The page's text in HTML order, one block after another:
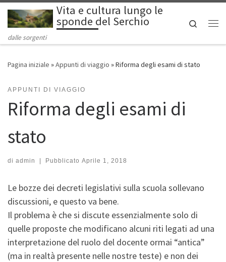
Passa al contenutoVita e cultura lungo le
sponde del Serchio
dalle sorgenti
Search
Pagina iniziale »Appunti di viaggio »Riforma degli esami di stato
APPUNTI DI VIAGGIO
Riforma degli esami di
stato
di admin Pubblicato Aprile 1, 2018
Le bozze dei decreti legislativi sulla scuola sollevano
discussioni, e questo va bene.
Il problema è che si discute essenzialmente solo di
quelle proposte che modificano alcuni riti legati ad una
interpretazione del ruolo del docente ormai “antica”
(ma in realtà presente nelle nostre teste) e non dei